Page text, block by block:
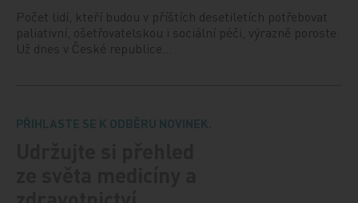
Počet lidí, kteří budou v příštích desetiletích potřebovat
paliativní, ošetřovatelskou i sociální péči, výrazně poroste.
Už dnes v České republice…
PŘIHLASTE SE K ODBĚRU NOVINEK.